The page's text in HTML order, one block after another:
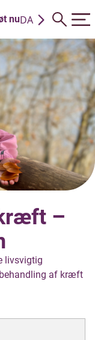
nuDA
–
livsvigtig
af kræft